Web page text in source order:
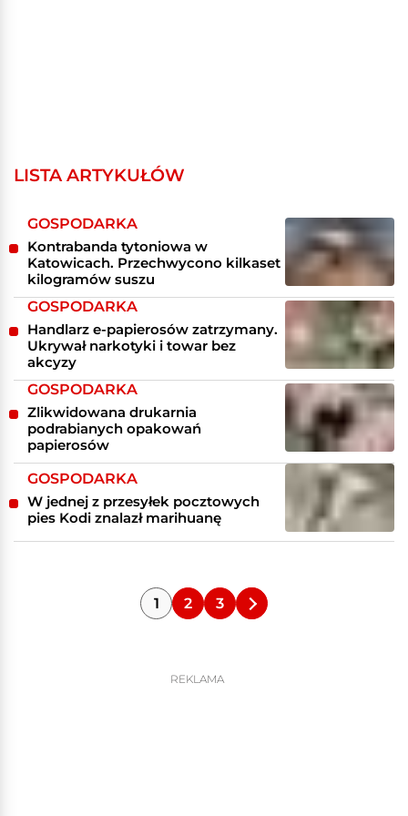
LISTA ARTYKUŁÓW
GOSPODARKA
Kontrabanda tytoniowa w
Katowicach. Przechwycono kilkaset
kilogramów suszu
GOSPODARKA
Handlarz e-papierosów zatrzymany.
Ukrywał narkotyki i towar bez
akcyzy
GOSPODARKA
Zlikwidowana drukarnia
podrabianych opakowań
papierosów
GOSPODARKA
W jednej z przesyłek pocztowych
pies Kodi znalazł marihuanę
1 2 3
REKLAMA